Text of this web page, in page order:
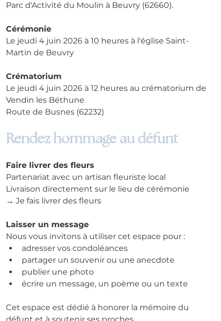
Parc d'Activité du Moulin à Beuvry (62660).
Cérémonie
Le jeudi 4 juin 2026 à 10 heures à l'église Saint-
Martin de Beuvry
Crématorium
Le jeudi 4 juin 2026 à 12 heures au crématorium de
Vendin les Béthune
Route de Busnes (62232)
Rendez hommage au défunt
Faire livrer des fleurs
Partenariat avec un artisan fleuriste local
Livraison directement sur le lieu de cérémonie
→ Je fais livrer des fleurs
Laisser un message
Nous vous invitons à utiliser cet espace pour :
adresser vos condoléances
partager un souvenir ou une anecdote
publier une photo
écrire un message, un poème ou un texte
Cet espace est dédié à honorer la mémoire du